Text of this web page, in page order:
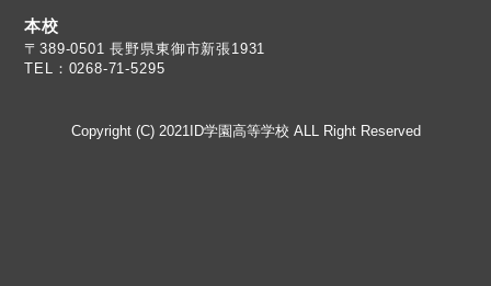
本校
TEL：0268-71-5295
Copyright (C) 2021ID学園高等学校 ALL Right Reserved